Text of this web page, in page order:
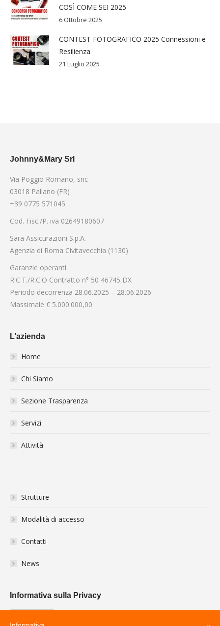
COSÌ COME SEI 2025
6 Ottobre 2025
CONTEST FOTOGRAFICO 2025 Connessioni e
Resilienza
21 Luglio 2025
Johnny&Mary Srl
Via Poggio Romano, snc
03018 Paliano (FR)
+39 0775 571045
Cod. Fisc./P. iva 02649180607
Sara Assicurazioni S.p.A.
Agenzia di Roma Civitavecchia (1130)
Garanzie operanti
R.C.T./R.C.O Contratto n° 50 46745 DX
Periodo decorrenza 28.06.2025 – 28.06.2026
Massimale € 5.000.000,00
L’azienda
Home
Chi Siamo
Sezione Trasparenza
Servizi
Attività
Strutture
Modalità di accesso
Contatti
News
Informativa sulla Privacy